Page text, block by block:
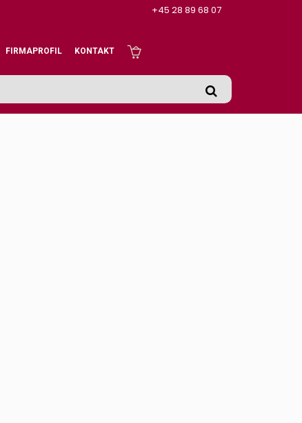
+45 28 89 68 07
FIRMAPROFIL KONTAKT